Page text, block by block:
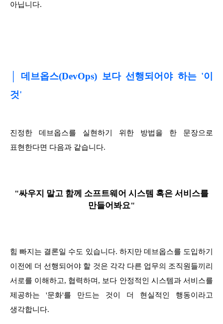
아닙니다.
│ 데브옵스(DevOps) 보다 선행되어야 하는 '이
것'
진정한 데브옵스를 실현하기 위한 방법을 한 문장으로
표현한다면 다음과 같습니다.
"싸우지 말고 함께 소프트웨어 시스템 혹은 서비스를
만들어봐요"
힘 빠지는 결론일 수도 있습니다. 하지만 데브옵스를 도입하기
이전에 더 선행되어야 할 것은 각각 다른 업무의 조직원들끼리
서로를 이해하고, 협력하며, 보다 안정적인 시스템과 서비스를
제공하는 '문화'를 만드는 것이 더 현실적인 행동이라고
생각합니다.